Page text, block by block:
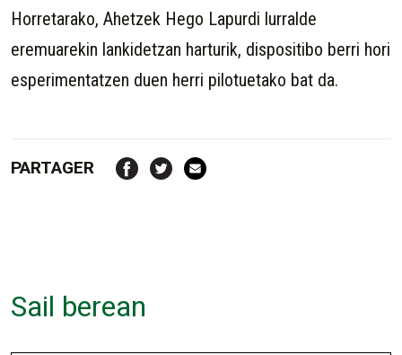
Horretarako, Ahetzek Hego Lapurdi lurralde
eremuarekin lankidetzan harturik, dispositibo berri hori
esperimentatzen duen herri pilotuetako bat da.
PARTAGER
Sail berean